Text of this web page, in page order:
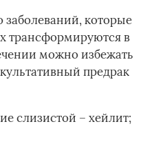
заболеваний, которые
трансформируются в
можно избежать
предрак
слизистой – хейлит;